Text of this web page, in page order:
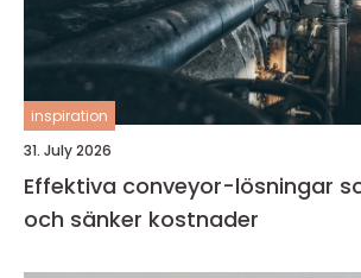
inspiration
31. July 2026
Effektiva conveyor-lösningar
och sänker kostnader